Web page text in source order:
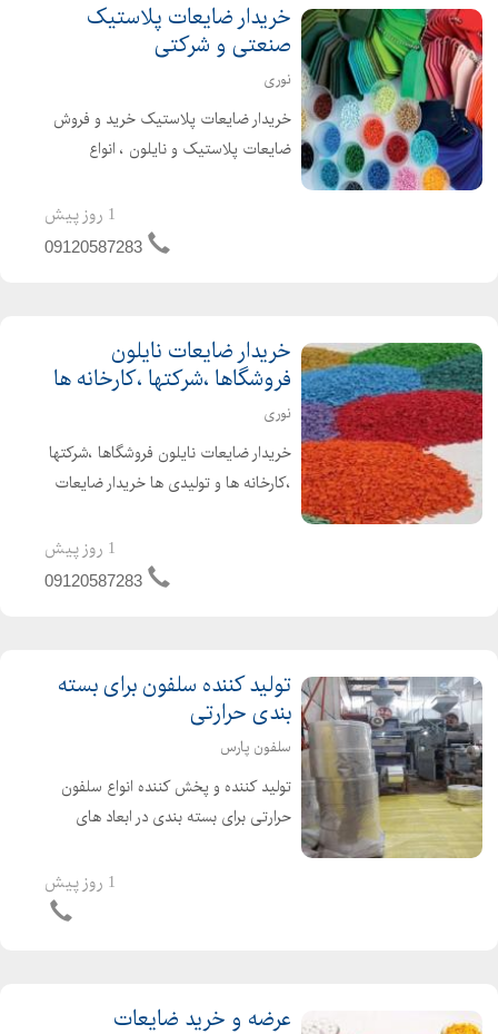
خریدار ضایعات پلاستیک
صنعتی و شرکتی
نوری
خریدار ضایعات پلاستیک خرید و فروش
ضایعات پلاستیک و نایلون ، انواع
،ضایعات پلی آمید ، ای بی اس ،
هایمپک ، کریستال ، طلق ، پلی اتیلن ،
1 روز پیش
09120587283
خریدار ضایعات نایلون
فروشگاها ،شرکتها ،کارخانه ها
نوری
خریدار ضایعات نایلون فروشگاها ،شرکتها
،کارخانه ها و تولیدی ها خریدار ضایعات
و.... ترازو دیجیتالی تسویه نقدی در محل
از تمامی نقاط تهران خرید داریم
1 روز پیش
09120587283
تولید کننده سلفون برای بسته
بندی حرارتی
سلفون پارس
تولید کننده و پخش کننده انواع سلفون
حرارتی برای بسته بندی در ابعاد های
رولی سایز از 6 س تا 60 س برای بسته
1 روز پیش
عرضه و خرید ضایعات